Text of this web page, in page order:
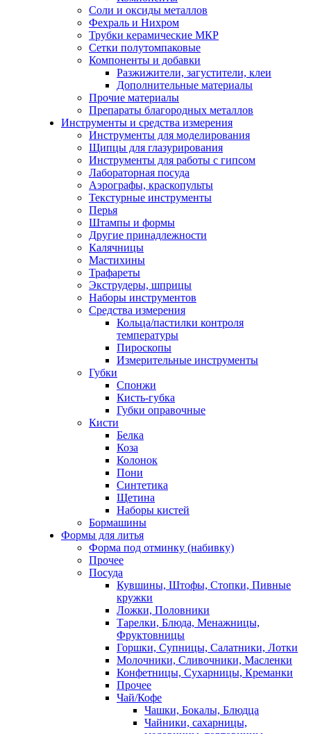
Соли и оксиды металлов
Фехраль и Нихром
Трубки керамические МКР
Сетки полутомпаковые
Компоненты и добавки
Разжижители, загустители, клеи
Дополнительные материалы
Прочие материалы
Препараты благородных металлов
Инструменты и средства измерения
Инструменты для моделирования
Щипцы для глазурирования
Инструменты для работы с гипсом
Лабораторная посуда
Аэрографы, краскопульты
Текстурные инструменты
Перья
Штампы и формы
Другие принадлежности
Калячницы
Мастихины
Трафареты
Экструдеры, шприцы
Наборы инструментов
Средства измерения
Кольца/пастилки контроля
температуры
Пироскопы
Измерительные инструменты
Губки
Спонжи
Кисть-губка
Губки оправочные
Кисти
Белка
Коза
Колонок
Пони
Синтетика
Щетина
Наборы кистей
Бормашины
Формы для литья
Форма под отминку (набивку)
Прочее
Посуда
Кувшины, Штофы, Стопки, Пивные
кружки
Ложки, Половники
Тарелки, Блюда, Менажницы,
Фруктовницы
Горшки, Супницы, Салатники, Лотки
Молочники, Сливочники, Масленки
Конфетницы, Сухарницы, Креманки
Прочее
Чай/Кофе
Чашки, Бокалы, Блюдца
Чайники, сахарницы,